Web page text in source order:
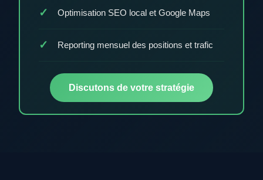
Optimisation SEO local et Google Maps
Reporting mensuel des positions et trafic
Discutons de votre stratégie